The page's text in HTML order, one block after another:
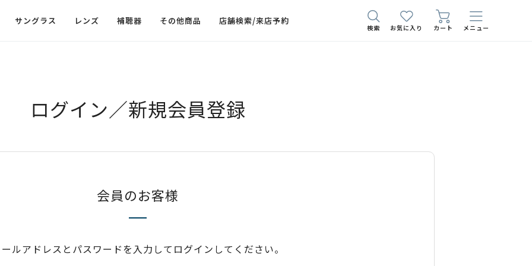
サングラス レンズ 補聴器 その他商品 店舗検索/来店予約
検索 お気に入り カート メニュー
ログイン／新規会員登録
会員のお客様
ルアドレスとパスワードを入力してログインしてください。